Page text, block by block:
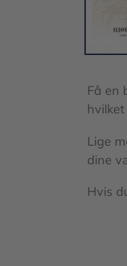
Få en
Lige
dine
Hvis